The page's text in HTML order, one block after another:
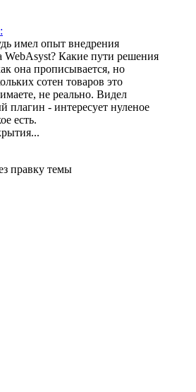
имел опыт внедрения
WebAsyst? Какие пути решения
она прописывается, но
сотен товаров это
не реально. Видел
плагин - интересует нуленое
есть.
правку темы